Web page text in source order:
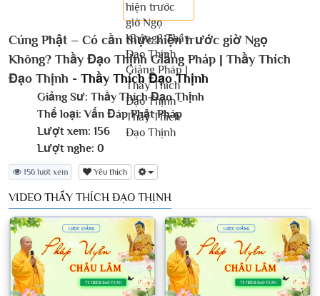
Cúng Phật – Có cần thực hiện trước giờ Ngọ
Không? Thầy Đạo Thịnh Giảng Pháp | Thầy Thích
Đạo Thịnh - Thầy Thích Đạo Thịnh
Giảng Sư: Thầy Thích Đạo Thịnh
Thể loại: Vấn Đáp Phật Pháp
Lượt xem: 156
Lượt nghe: 0
156 lượt xem Yêu thích
VIDEO THẦY THÍCH ĐẠO THỊNH